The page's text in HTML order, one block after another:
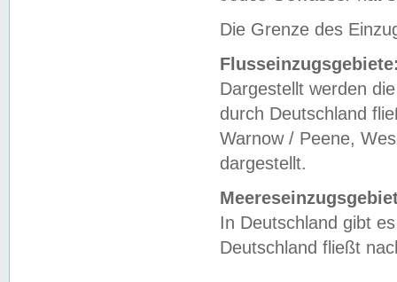
Die Grenze des
Dargestellt werden
durch Deutschland
Warnow / Peene,
dargestellt.
In Deutschland gibt
Deutschland fließt